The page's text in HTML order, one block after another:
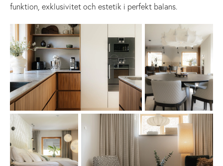
funktion, exklusivitet och estetik i perfekt balans.